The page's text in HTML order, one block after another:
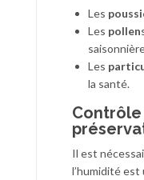
Les
Les pollen
Les
la santé.
Contrôle
Il est
l’humidité